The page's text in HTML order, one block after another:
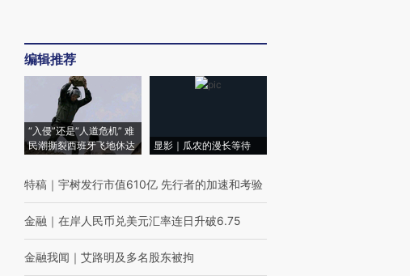
编辑推荐
“入侵”还是“人道危机” 难
民潮撕裂西班牙飞地休达
显影｜瓜农的漫长等待
特稿 ｜ 宇树发行市值610亿 先行者的加速和考验
金融 ｜ 在岸人民币兑美元汇率连日升破6.75
金融我闻 ｜ 艾路明及多名股东被拘